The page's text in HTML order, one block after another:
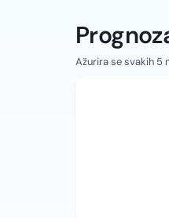
Ažurira se svakih 5